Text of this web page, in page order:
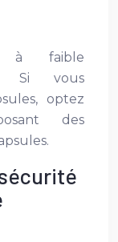
à faible
Si vous
optez
des